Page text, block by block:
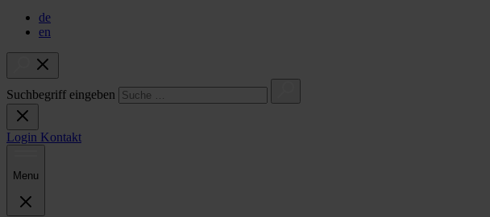
de
en
Suchbegriff eingeben
Login Kontakt
Menu